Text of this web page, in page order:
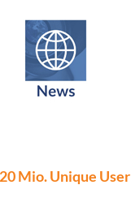
Mio. Unique User